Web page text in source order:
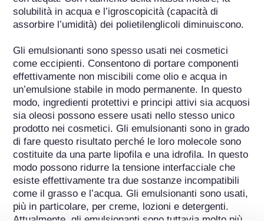
solubilità in acqua e l’igroscopicità (capacità di
assorbire l’umidità) dei polietilenglicoli diminuiscono.
Gli emulsionanti sono spesso usati nei cosmetici
come eccipienti. Consentono di portare componenti
effettivamente non miscibili come olio e acqua in
un’emulsione stabile in modo permanente. In questo
modo, ingredienti protettivi e principi attivi sia acquosi
sia oleosi possono essere usati nello stesso unico
prodotto nei cosmetici. Gli emulsionanti sono in grado
di fare questo risultato perché le loro molecole sono
costituite da una parte lipofila e una idrofila. In questo
modo possono ridurre la tensione interfacciale che
esiste effettivamente tra due sostanze incompatibili
come il grasso e l’acqua. Gli emulsionanti sono usati,
più in particolare, per creme, lozioni e detergenti.